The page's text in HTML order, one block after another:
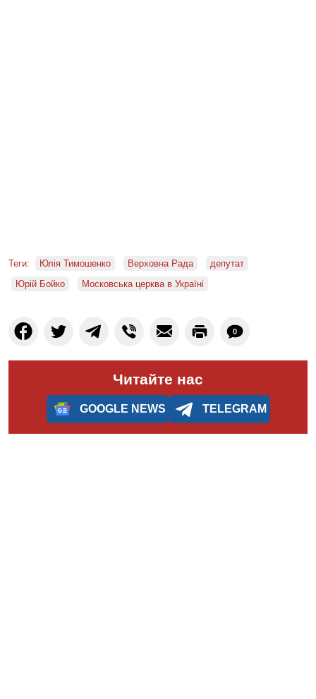
Теги: Юлія Тимошенко Верховна Рада
депутат
Юрій Бойко
Московська церква в Україні
0
Читайте нас
GOOGLE NEWS TELEGRAM